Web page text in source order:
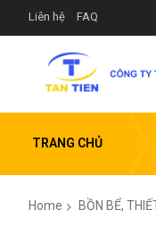
Liên hệ FAQ
TRANG CHỦ
Home BỒN BỂ,